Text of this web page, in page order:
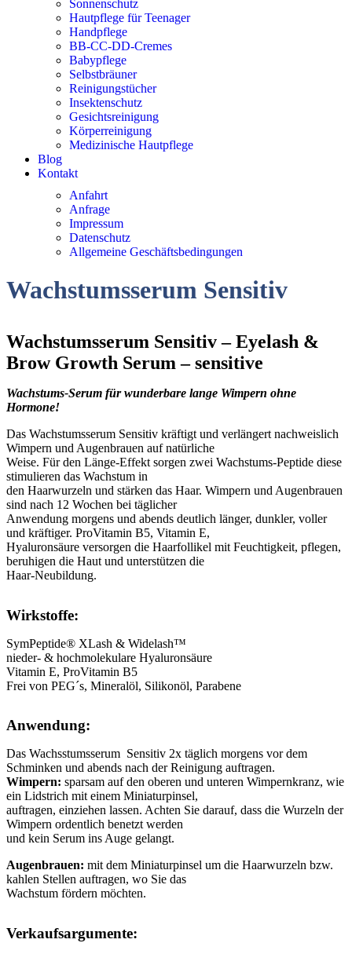
Sonnenschutz
Hautpflege für Teenager
Handpflege
BB-CC-DD-Cremes
Babypflege
Selbstbräuner
Reinigungstücher
Insektenschutz
Gesichtsreinigung
Körperreinigung
Medizinische Hautpflege
Blog
Kontakt
Anfahrt
Anfrage
Impressum
Datenschutz
Allgemeine Geschäftsbedingungen
Wachstumsserum Sensitiv
Wachstumsserum Sensitiv – Eyelash &
Brow Growth Serum – sensitive
Wachstums-Serum für wunderbare lange Wimpern ohne
Hormone!
Das Wachstumsserum Sensitiv kräftigt und verlängert nachweislich
Wimpern und Augenbrauen auf natürliche
Weise. Für den Länge-Effekt sorgen zwei Wachstums-Peptide diese
stimulieren das Wachstum in
den Haarwurzeln und stärken das Haar. Wimpern und Augenbrauen
sind nach 12 Wochen bei täglicher
Anwendung morgens und abends deutlich länger, dunkler, voller
und kräftiger. ProVitamin B5, Vitamin E,
Hyaluronsäure versorgen die Haarfollikel mit Feuchtigkeit, pflegen,
beruhigen die Haut und unterstützen die
Haar-Neubildung.
Wirkstoffe:
SymPeptide® XLash & Widelash™
nieder- & hochmolekulare Hyaluronsäure
Vitamin E, ProVitamin B5
Frei von PEG´s, Mineralöl, Silikonöl, Parabene
Anwendung:
Das Wachsstumsserum Sensitiv 2x täglich morgens vor dem
Schminken und abends nach der Reinigung auftragen.
Wimpern: sparsam auf den oberen und unteren Wimpernkranz, wie
ein Lidstrich mit einem Miniaturpinsel,
auftragen, einziehen lassen. Achten Sie darauf, dass die Wurzeln der
Wimpern ordentlich benetzt werden
und kein Serum ins Auge gelangt.
Augenbrauen: mit dem Miniaturpinsel um die Haarwurzeln bzw.
kahlen Stellen auftragen, wo Sie das
Wachstum fördern möchten.
Verkaufsargumente: